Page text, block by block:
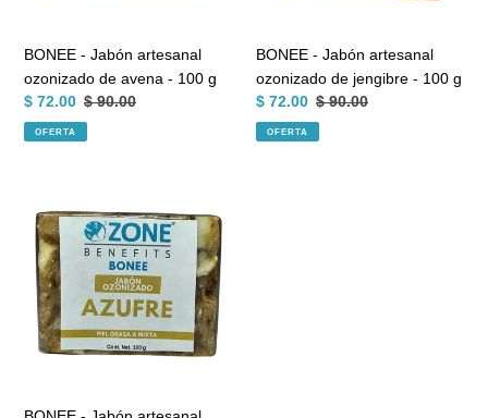
BONEE - Jabón artesanal
ozonizado de avena - 100 g
Precio
de
venta
$ 72.00 Precio
habitual
$ 90.00
OFERTA
BONEE - Jabón artesanal
ozonizado de jengibre - 100 g
Precio
de
venta
$ 72.00 Precio
habitual
$ 90.00
OFERTA
Jabón
artesanal
ozonizado
de
azufre